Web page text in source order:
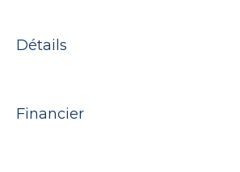
Détails
Financier